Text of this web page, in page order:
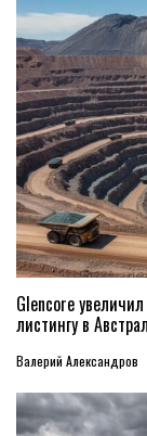
Glencore
листингу в
Валерий Александров